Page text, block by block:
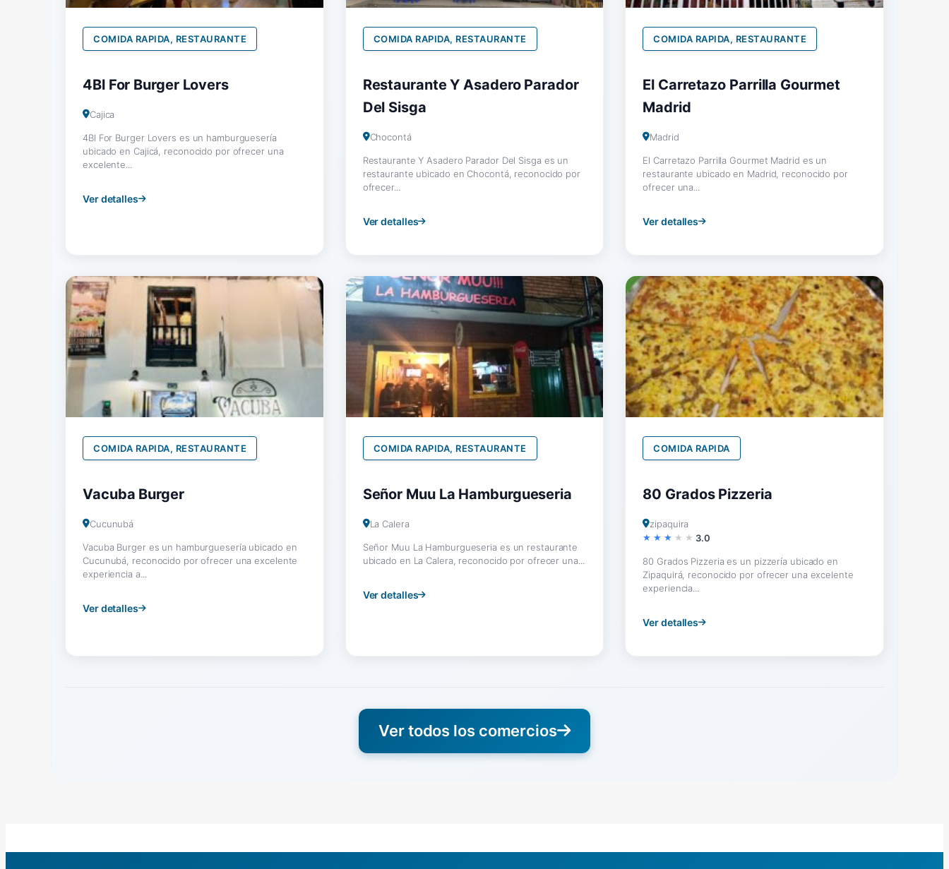
COMIDA RAPIDA, RESTAURANTE
4Bl For Burger Lovers
Cajica
4Bl For Burger Lovers es un hamburguesería
ubicado en Cajicá, reconocido por ofrecer una
excelente...
Ver detalles
COMIDA RAPIDA, RESTAURANTE
Restaurante Y Asadero Parador
Del Sisga
Chocontá
Restaurante Y Asadero Parador Del Sisga es un
restaurante ubicado en Chocontá, reconocido por
ofrecer...
Ver detalles
COMIDA RAPIDA, RESTAURANTE
El Carretazo Parrilla Gourmet
Madrid
Madrid
El Carretazo Parrilla Gourmet Madrid es un
restaurante ubicado en Madrid, reconocido por
ofrecer una...
Ver detalles
COMIDA RAPIDA, RESTAURANTE
Vacuba Burger
Cucunubá
Vacuba Burger es un hamburguesería ubicado en
Cucunubá, reconocido por ofrecer una excelente
experiencia a...
Ver detalles
COMIDA RAPIDA, RESTAURANTE
Señor Muu La Hamburgueseria
La Calera
Señor Muu La Hamburgueseria es un restaurante
ubicado en La Calera, reconocido por ofrecer una...
Ver detalles
COMIDA RAPIDA
80 Grados Pizzeria
zipaquira
3.0
80 Grados Pizzeria es un pizzería ubicado en
Zipaquirá, reconocido por ofrecer una excelente
experiencia...
Ver detalles
Ver todos los comercios